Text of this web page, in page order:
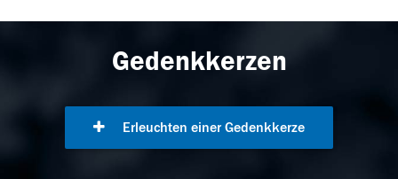
Gedenkkerzen
Erleuchten einer Gedenkkerze